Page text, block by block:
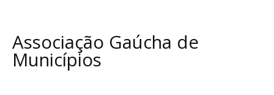
Associação Gaúcha de
Municípios